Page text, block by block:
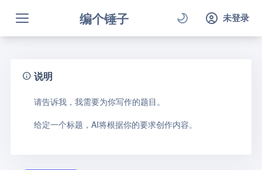
编个锤子 未登录
说明
请告诉我，我需要为你写作的题目。
给定一个标题，AI将根据你的要求创作内容。